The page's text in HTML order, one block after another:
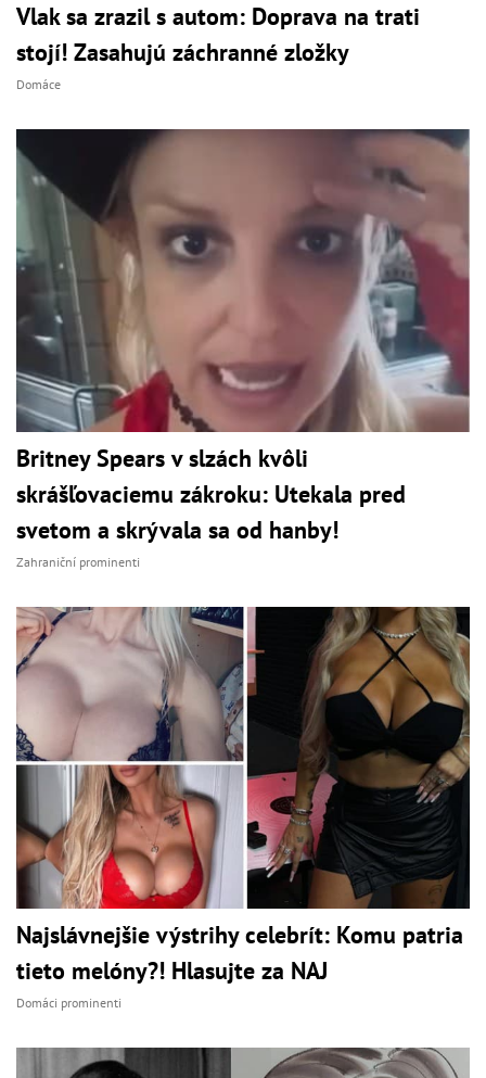
Vlak sa zrazil s autom: Doprava na trati
stojí! Zasahujú záchranné zložky
Domáce
Britney Spears v slzách kvôli
skrášľovaciemu zákroku: Utekala pred
svetom a skrývala sa od hanby!
Zahraniční prominenti
Najslávnejšie výstrihy celebrít: Komu patria
tieto melóny?! Hlasujte za NAJ
Domáci prominenti